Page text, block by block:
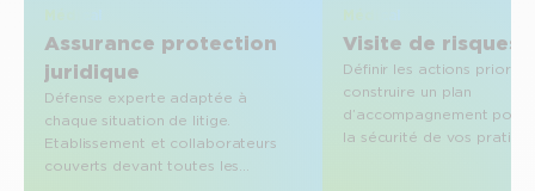
Médical
Assurance protection
juridique
Défense experte adaptée à
chaque situation de litige.
Etablissement et collaborateurs
couverts devant toutes les
Médical
Visite de risques
Définir les actions
construire un plan
d’accompagnement pour
la sécurité de vos